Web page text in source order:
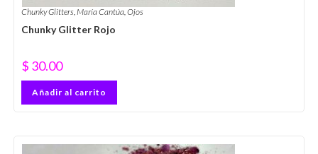
Chunky Glitters,María Cantúa,Ojos
Chunky Glitter Rojo
$ 30.00
Añadir al carrito